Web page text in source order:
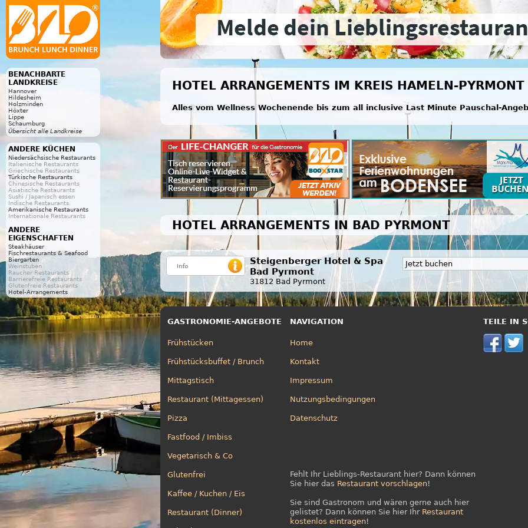
BENACHBARTE
LANDKREISE
Hannover
Hildesheim
Holzminden
Höxter
Lippe
Schaumburg
Übersicht alle Landkreise
ANDERE KÜCHEN
Niedersächsische Restaurants
Italienische Restaurants
Griechische Restaurants
Türkische Restaurants
Chinesische Restaurants
Asiatische Restaurants
Sushi / Japanisch essen
Indische Restaurants
Amerikanische Restaurants
Internationale Restaurants
ANDERE
EIGENSCHAFTEN
Steakhäuser
Fischrestaurants & Seafood
Biergarten
Weinstuben
Raucher Restaurants
Barrierefreie Restaurants
Glutenfreie Restaurants
Hotel-Arrangements
HOTEL ARRANGEMENTS IM KREIS HAMELN-PYRMONT
Alles vom Wellness Wochenende bis zum all inclusive Last Minute Pauschal-
HOTEL ARRANGEMENTS IN BAD PYRMONT
Steigenberger Hotel & Spa
Bad Pyrmont
31812 Bad Pyrmont
Jetzt buchen
GASTRONOMIE-ANGEBOTE
Frühstücken
Frühstücksbuffet / Brunch
Mittagstisch
Restaurant (Mittagessen)
Pizza
Fastfood / Imbiss
Vegetarisch & Co
Glutenfrei
Kaffee / Kuchen / Eis
Restaurant (Dinner)
NAVIGATION
Home
Kontakt
Impressum
Nutzungsbedingungen
Datenschutz
Fehlt Ihr Lieblings-Restaurant hier? Dann können
Sie hier das Restaurant vorschlagen!
Sie sind Gastronom und wären gerne auch hier
gelistet? Dann können Sie hier Ihr Restaurant
kostenlos eintragen!
TEILE IN